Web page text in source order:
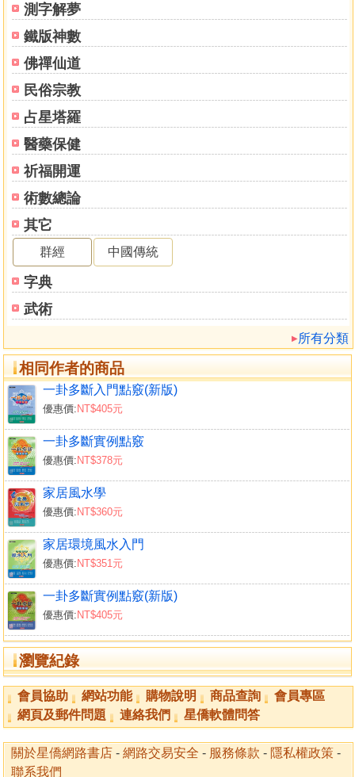
測字解夢
鐵版神數
佛禪仙道
民俗宗教
占星塔羅
醫藥保健
祈福開運
術數總論
其它
群經 中國傳統
字典
武術
所有分類
相同作者的商品
一卦多斷入門點竅(新版)
優惠價: NT$405元
一卦多斷實例點竅
優惠價: NT$378元
家居風水學
優惠價: NT$360元
家居環境風水入門
優惠價: NT$351元
一卦多斷實例點竅(新版)
優惠價: NT$405元
瀏覽紀錄
會員協助 網站功能 購物說明 商品查詢
會員專區
網頁及郵件問題
連絡我們 星僑軟體問答
關於星僑網路書店 - 網路交易安全 - 服務條款 - 隱私權政策 -
聯系我們